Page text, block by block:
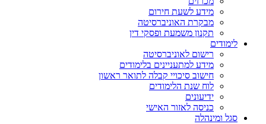
מידע לשעת חירום
מבקרת האוניברסיטה
תקנון משמעת ופסקי דין
לימודים
רישום לאוניברסיטה
מידע למתעניינים בלימודים
חישוב סיכויי קבלה לתואר ראשון
לוח שנת הלימודים
ידיעונים
כניסה לאזור האישי
סגל ומינהלה